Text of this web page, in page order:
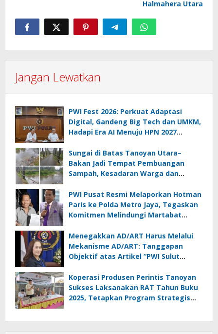
Halmahera Utara
Jangan Lewatkan
PWI Fest 2026: Perkuat Adaptasi
Digital, Gandeng Big Tech dan UMKM,
Hadapi Era AI Menuju HPN 2027
Sungai di Batas Tanoyan Utara–
Bakan Jadi Tempat Pembuangan
Sampah, Kesadaran Warga dan
PWI Pusat Resmi Melaporkan Hotman
Paris ke Polda Metro Jaya, Tegaskan
Komitmen Melindungi Martabat
Menegakkan AD/ART Harus Melalui
Mekanisme AD/ART: Tanggapan
Objektif atas Artikel “PWI Sulut
Melanggar Aturan”
Koperasi Produsen Perintis Tanoyan
Sukses Laksanakan RAT Tahun Buku
2025, Tetapkan Program Strategis